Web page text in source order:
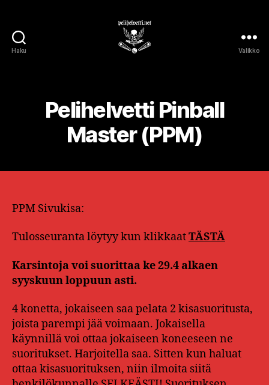
Haku Valikko
Pelihelvetti Pinball
Master (PPM)
PPM Sivukisa:
Tulosseuranta löytyy kun klikkaatTÄSTÄ
Karsintoja voi suorittaa ke 29.4 alkaen
syyskuun loppuun asti.
4 konetta, jokaiseen saa pelata 2 kisasuoritusta,
joista parempi jää voimaan. Jokaisella
käynnillä voi ottaa jokaiseen koneeseen ne
suoritukset. Harjoitella saa. Sitten kun haluat
ottaa kisasuorituksen, niin ilmoita siitä